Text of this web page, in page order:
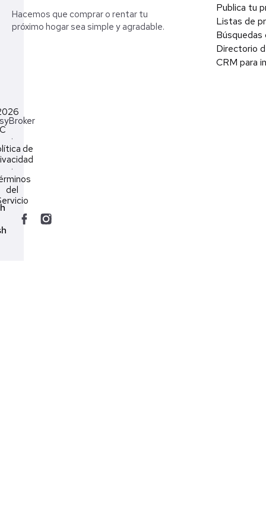
Hacemos que comprar o rentar tu
próximo hogar sea simple y agradable.
Publica tu
Listas de
Búsquedas
Directorio
CRM para
·
de
·
del